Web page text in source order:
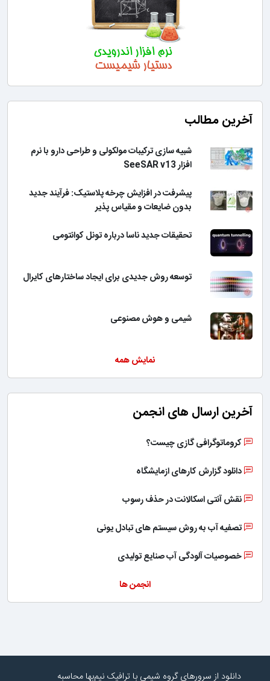
آخرین مطالب
شبیه سازی ترکیبات مولکولی و طراحی دارو با نرم
افزار SeeSAR v13
پیشرفت در افزایش چرخه پلاستیک: فرآیند جدید
بدون ضایعات و مقیاس پذیر
تحقیقات جدید ناسا درباره تونل کوانتومی
توسعه روش جدیدی برای ایجاد ساختارهای کایرال
شیمی و هوش مصنوعی
نمایش همه
آخرین ارسال های انجمن
کروماتوگرافی گازی چیست؟
دانلود گزارش کارهای ازمایشگاه
نقش آنتی اسکالانت در حذف رسوب
تصفیه آب به روش سیستم های تبادل یونی
خصوصیات آلودگی آب صنایع تولیدی
انجمن ها
دانلود از سرورهای گروه شیمی با ترافیک نیم‌بها محاسبه